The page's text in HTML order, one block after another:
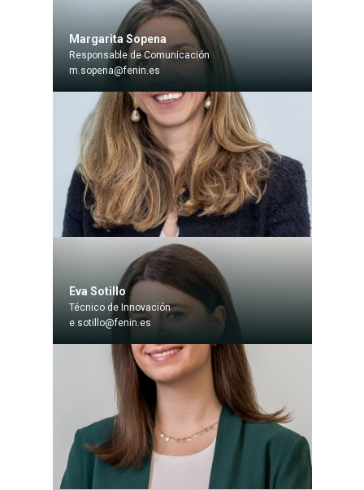
Margarita Sopena
Responsable de Comunicación
m.sopena@fenin.es
Eva Sotillo
Técnico de Innovación
e.sotillo@fenin.es